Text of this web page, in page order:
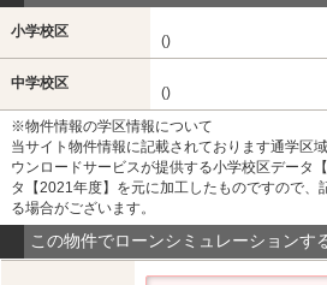
小学校区
()
中学校区
()
※物件情報の学区情報について
当サイト物件情報に記載されております通学区
ウンロードサービスが提供する小学校区データ
タ【2021年度】を元に加工したものですので、
る場合がございます。
この物件でローンシミュレーションす